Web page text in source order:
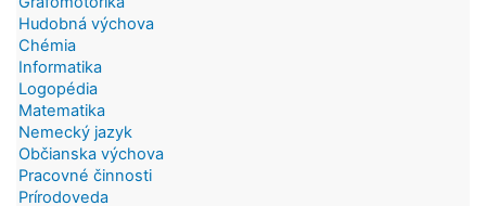
Hudobná výchova
Chémia
Informatika
Logopédia
Matematika
Nemecký jazyk
Občianska výchova
Pracovné činnosti
Prírodoveda